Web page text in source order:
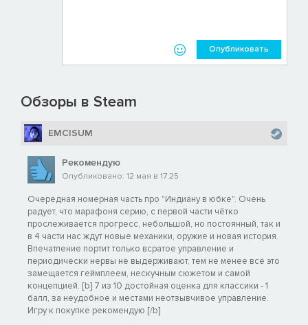
Опубликовать
Обзоры в Steam
EMCISUM
Рекомендую
Опубликовано: 12 мая в 17:25
Очередная номерная часть про "Индиану в юбке". Очень
радует, что марафоня серию, с первой части чётко
прослеживается прогресс, небольшой, но постоянный, так и
в 4 части нас ждут новые механики, оружие и новая история.
Впечатление портит только всратое управление и
периодически нервы не выдерживают, тем не менее всё это
замещается геймплеем, нескучным сюжетом и самой
концепцией. [b] 7 из 10 достойная оценка для классики - 1
балл, за неудобное и местами неотзывчивое управление.
Игру к покупке рекомендую [/b]